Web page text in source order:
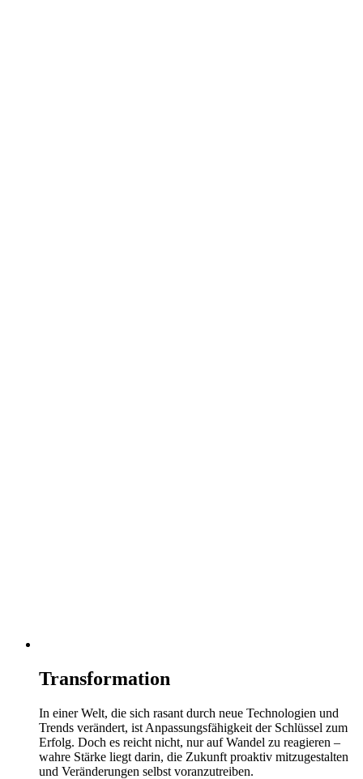
Transformation
In einer Welt, die sich rasant durch neue Technologien und
Trends verändert, ist Anpassungsfähigkeit der Schlüssel zum
Erfolg. Doch es reicht nicht, nur auf Wandel zu reagieren –
wahre Stärke liegt darin, die Zukunft proaktiv mitzugestalten
und Veränderungen selbst voranzutreiben.